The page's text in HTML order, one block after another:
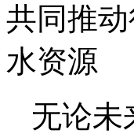
共同推
水资源
无论未